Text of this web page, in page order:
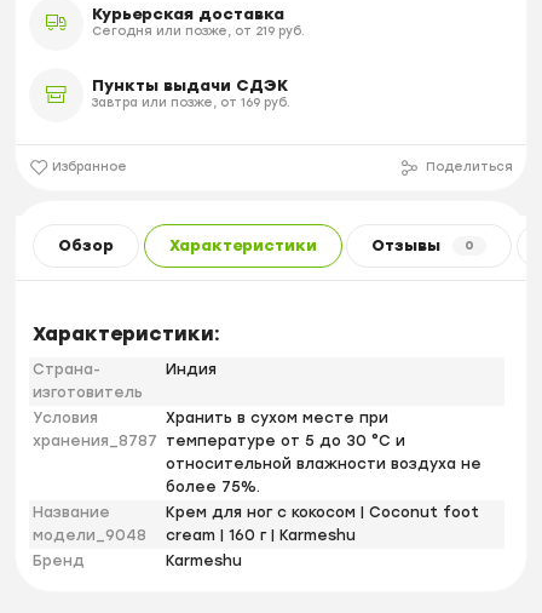
Курьерская доставка
Сегодня или позже, от 219 руб.
Пункты выдачи СДЭК
Завтра или позже, от 169 руб.
Избранное Поделиться
Обзор Характеристики Отзывы 0
Характеристики:
Страна-
изготовитель
Индия
Условия
хранения_8787
Хранить в сухом месте при
температуре от 5 до 30 °С и
относительной влажности воздуха не
более 75%.
Название
модели_9048
Крем для ног с кокосом | Coconut foot
cream | 160 г | Karmeshu
Бренд
Karmeshu